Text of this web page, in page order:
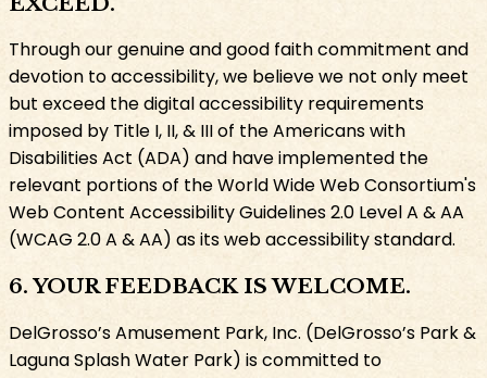
Through our genuine and good faith commitment and
devotion to accessibility, we believe we not only meet
but exceed the digital accessibility requirements
imposed by Title I, II, & III of the Americans with
Disabilities Act (ADA) and have implemented the
relevant portions of the World Wide Web Consortium's
Web Content Accessibility Guidelines 2.0 Level A & AA
(WCAG 2.0 A & AA) as its web accessibility standard.​​​​‌ ‍ ​‍​‍‌‍ ‌ ​‍‌‍‍‌‌‍‌ ‌‍‍‌‌‍ ‍​‍​‍​ ‍‍​‍​‍‌ ​ ‌‍​‌‌‍ ‍‌‍‍‌‌ ‌​‌ ‍‌​‍ ‍‌‍‍‌‌‍ ​‍​‍​‍ ​​‍​‍‌‍‍​‌ ​‍‌‍‌‌‌‍‌‍​‍​‍​ ‍‍​‍​‍‌‍‍​‌ ‌​‌ ‌​‌ ​​​ ‍‍​‍ ​‍ ‌‍ ​‌‍​‌​‍ ‌‌‍‌‍‌‍​‌‌‍ ‌‌‍‍‌‌‍‌ ‌‍ ​‌‍‍‌‌‍​‌​‍ ‌‌‍‌​‌‍‌‌‌‍ ​‌‍‌ ‌ ​‍‌‍ ‌ ​ ‌ ​ ‌‍ ​‍ ‍‌ ​ ‌‍​‌‌‍ ‍‌‍‍‌‌ ‌​‌ ‍‌​‍ ‍‌ ​ ‌ ‌​‌ ‌‌‌‍‌​‌‍‍‌‌‍ ​‍ ‌‍‍‌‌‍ ‍‌ ‌​‌‍‌‌‌‍ ‍‌ ‌​​‍ ‌‍‌‌‌‍‌​‌‍‍‌‌ ‌​​‍ ‌‍ ‌‌‍ ‌‍‌​‌‍‌‌​ ‌‌ ​​‌ ​‍‌‍‌‌‌ ​ ‌‍‌‌‌‍ ‍‌ ‌​‌‍​‌‌ ‌​‌‍‍‌‌‍ ‌‍ ‍​ ‍ ‌‍‍‌‌‍‌​​ ‌​ ‌‌​ ​​​ ‌​‌‍‌​‌‍​‍‌‍​‍​ ‌ ‌‍‌‌​‍ ‌​ ​ ‌‍‌​‌‍​ ​ ‌​​‍ ‌​ ‌​​ ‌‌​ ​‌​ ‍‌​‍ ‌‌‍​‍‌‍‌‍​ ‌ ​ ​​​‍ ‌​ ​ ​ ‌‌‌‍‌‍​ ‌‍‌‍​‌​ ​‌‌‍​‌​ ​​​ ​‌‌‍‌‍‌‍​‍‌‍‌‌​ ‍ ‌ ‌​‌ ‍‌‌ ​​‌‍‌‌​ ‌‌ ​​‌‍​‌‌‍‌ ‌‍‌‌​ ‍ ‌ ​​‌‍​‌‌ ‌​‌‍‍​​ ‌‌ ​​‌‍​‌‌‍‌ ‌‍‌‌‌​​‍‌ ‌‌‌‍‍‌‌‍ ​‌‍‌​‌‍‌‌‌ ​‍​‍‌‌​ ‌‌‌​​‍‌‌ ‌‍‍ ‌‍‌‌‌ ‍‌​‍‌‌​ ​ ‌​‌​​‍‌‌​ ​ ‌​‌​​‍‌‌​ ​‍​ ​‍​ ‍‌​ ‌‍​ ‌ ‌‍​‌​ ‌ ​ ​‌​ ​‌‌‍​‌‌‍​‌​ ‍‌​ ​‌​ ​​​‍‌‌​ ​‍​ ​‍​‍‌‌​ ‌‌‌​‌​​‍ ‍‌‍​‍‌‍ ‌‍‌​‌ ‍‌​‍‌‌​ ‌‌‌​​‍‌‌ ‌‍‍ ‌‍‌‌‌ ‍‌​‍‌‌​ ​ ‌​‌​​‍‌‌​ ​ ‌​‌​​‍‌‌​ ​‍​ ​‍​ ​‌‌‍‌‍‌‍‌‍‌‍​‍‌‍‌‍‌‍​‍‌‍‌‌‌‍​ ​ ​ ​ ‌‍​ ‌ ​ ‍​​‍‌‌​ ​‍​ ​‍​‍‌‌​ ‌‌‌​‌​​‍ ‍‌‍​ ‌‍‍​‌‍‍‌‌‍ ​‌‍‌​‌ ​‍‌‍‌‌‌‍ ‍​‍‌‌​ ‌‌‌​​‍‌‌ ‌‍‍ ‌‍‌‌‌ ‍‌​‍‌‌​ ​ ‌​‌​​‍‌‌​ ​ ‌​‌​​‍‌‌​ ​‍​ ​‍‌‍​ ​ ‍‌​ ​‍​ ‌​‌‍‌​‌‍‌​‌‍​‌‌‍​‌‌‍‌‍‌‍‌‌‌‍​‌​ ​‌​‍‌‌​ ​‍​ ​‍​‍‌‌​ ‌‌‌​‌​​‍ ‍‌ ‌​‌‍‌‌‌ ‍​‌ ‌​​ ‌‍​‍‌‍​‌‌ ​ ‌‍‌‌‌‌‌‌‌ ​‍‌‍ ​​ ‌‌‍‍​‌ ‌​‌ ‌​‌ ​​​‍‌‌​ ​ ‌​​‌​‍‌‌​ ​‍‌​‌‍​‍‌‌​ ​‍‌​‌‍‌‍ ​‌‍​‌​‍ ‌‌‍‌‍‌‍​‌‌‍ ‌‌‍‍‌‌‍‌ ‌‍ ​‌‍‍‌‌‍​‌​‍ ‌‌‍‌​‌‍‌‌‌‍ ​‌‍‌ ‌ ​‍‌‍ ‌ ​ ‌ ​ ‌‍ ​‍ ‍‌ ​ ‌‍​‌‌‍ ‍‌‍‍‌‌ ‌​‌ ‍‌​‍ ‍‌ ​ ‌ ‌​‌ ‌‌‌‍‌​‌‍‍‌‌‍ ​‍‌‍‌‍‍‌‌‍‌​​ ‌​ ‌‌​ ​​​ ‌​‌‍‌​‌‍​‍‌‍​‍​ ‌ ‌‍‌‌​‍ ‌​ ​ ‌‍‌​‌‍​ ​ ‌​​‍ ‌​ ‌​​ ‌‌​ ​‌​ ‍‌​‍ ‌‌‍​‍‌‍‌‍​ ‌ ​ ​​​‍ ‌​ ​ ​ ‌‌‌‍‌‍​ ‌‍‌‍​‌​ ​‌‌‍​‌​ ​​​ ​‌‌‍‌‍‌‍​‍‌‍‌‌​‍‌‍‌ ‌​‌ ‍‌‌ ​​‌‍‌‌​ ‌‌ ​​‌‍​‌‌‍‌ ‌‍‌‌​‍‌‍‌ ​​‌‍​‌‌ ‌​‌‍‍​​ ‌‌ ​​‌‍​‌‌‍‌ ‌‍‌‌‌​​‍‌ ‌‌‌‍‍‌‌‍ ​‌‍‌​‌‍‌‌‌ ​‍​‍‌‌​ ‌‌‌​​‍‌‌ ‌‍‍ ‌‍‌‌‌ ‍‌​‍‌‌​ ​ ‌​‌​​‍‌‌​ ​ ‌​‌​​‍‌‌​ ​‍​ ​‍​ ‍‌​ ‌‍​ ‌ ‌‍​‌​ ‌ ​ ​‌​ ​‌‌‍​‌‌‍​‌​ ‍‌​ ​‌​ ​​​‍‌‌​ ​‍​ ​‍​‍‌‌​ ‌‌‌​‌​​‍ ‍‌‍​‍‌‍ ‌‍‌​‌ ‍‌​‍‌‌​ ‌‌‌​​‍‌‌ ‌‍‍ ‌‍‌‌‌ ‍‌​‍‌‌​ ​ ‌​‌​​‍‌‌​ ​ ‌​‌​​‍‌‌​ ​‍​ ​‍​ ​‌‌‍‌‍‌‍‌‍‌‍​‍‌‍‌‍‌‍​‍‌‍‌‌‌‍​ ​ ​ ​ ‌‍​ ‌ ​ ‍​​‍‌‌​ ​‍​ ​‍​‍‌‌​ ‌‌‌​‌​​‍ ‍‌‍​ ‌‍‍​‌‍‍‌‌‍ ​‌‍‌​‌ ​‍‌‍‌‌‌‍ ‍​‍‌‌​ ‌‌‌​​‍‌‌ ‌‍‍ ‌‍‌‌‌ ‍‌​‍‌‌​ ​ ‌​‌​​‍‌‌​ ​ ‌​‌​​‍‌‌​ ​‍​ ​‍‌‍​ ​ ‍‌​ ​‍​ ‌​‌‍‌​‌‍‌​‌‍​‌‌‍​‌‌‍‌‍‌‍‌‌‌‍​‌​ ​‌​‍‌‌​ ​‍​ ​‍​‍‌‌​ ‌‌‌​‌​​‍ ‍‌ ‌​‌‍‌‌‌ ‍​‌ ‌​​‍‌‍‌ ​​‌‍‌‌‌ ​‍‌ ​ ‌ ​​‌‍‌‌‌‍​ ‌ ‌​‌‍‍‌‌ ‌‍‌‍‌‌​ ‌‌ ​​‌ ‌‌‌‍​‍‌‍ ​‌‍‍‌‌ ​ ‌‍‍​‌‍‌‌‌‍‌​​‍​‍‌ ‌
6. YOUR FEEDBACK IS WELCOME.​​​​‌ ‍ ​‍​‍‌‍ ‌ ​‍‌‍‍‌‌‍‌ ‌‍‍‌‌‍ ‍​‍​‍​ ‍‍​‍​‍‌ ​ ‌‍​‌‌‍ ‍‌‍‍‌‌ ‌​‌ ‍‌​‍ ‍‌‍‍‌‌‍ ​‍​‍​‍ ​​‍​‍‌‍‍​‌ ​‍‌‍‌‌‌‍‌‍​‍​‍​ ‍‍​‍​‍‌‍‍​‌ ‌​‌ ‌​‌ ​​​ ‍‍​‍ ​‍ ‌‍ ​‌‍​‌​‍ ‌‌‍‌‍‌‍​‌‌‍ ‌‌‍‍‌‌‍‌ ‌‍ ​‌‍‍‌‌‍​‌​‍ ‌‌‍‌​‌‍‌‌‌‍ ​‌‍‌ ‌ ​‍‌‍ ‌ ​ ‌ ​ ‌‍ ​‍ ‍‌ ​ ‌‍​‌‌‍ ‍‌‍‍‌‌ ‌​‌ ‍‌​‍ ‍‌ ​ ‌ ‌​‌ ‌‌‌‍‌​‌‍‍‌‌‍ ​‍ ‌‍‍‌‌‍ ‍‌ ‌​‌‍‌‌‌‍ ‍‌ ‌​​‍ ‌‍‌‌‌‍‌​‌‍‍‌‌ ‌​​‍ ‌‍ ‌‌‍ ‌‍‌​‌‍‌‌​ ‌‌ ​​‌ ​‍‌‍‌‌‌ ​ ‌‍‌‌‌‍ ‍‌ ‌​‌‍​‌‌ ‌​‌‍‍‌‌‍ ‌‍ ‍​ ‍ ‌‍‍‌‌‍‌​​ ‌​ ‌‌​ ​​​ ‌​‌‍‌​‌‍​‍‌‍​‍​ ‌ ‌‍‌‌​‍ ‌​ ​ ‌‍‌​‌‍​ ​ ‌​​‍ ‌​ ‌​​ ‌‌​ ​‌​ ‍‌​‍ ‌‌‍​‍‌‍‌‍​ ‌ ​ ​​​‍ ‌​ ​ ​ ‌‌‌‍‌‍​ ‌‍‌‍​‌​ ​‌‌‍​‌​ ​​​ ​‌‌‍‌‍‌‍​‍‌‍‌‌​ ‍ ‌ ‌​‌ ‍‌‌ ​​‌‍‌‌​ ‌‌ ​​‌‍​‌‌‍‌ ‌‍‌‌​ ‍ ‌ ​​‌‍​‌‌ ‌​‌‍‍​​ ‌‌ ​​‌‍​‌‌‍‌ ‌‍‌‌‌​​‍‌ ‌‌‌‍‍‌‌‍ ​‌‍‌​‌‍‌‌‌ ​‍​‍‌‌​ ‌‌‌​​‍‌‌ ‌‍‍ ‌‍‌‌‌ ‍‌​‍‌‌​ ​ ‌​‌​​‍‌‌​ ​ ‌​‌​​‍‌‌​ ​‍​ ​‍​ ‍‌​ ‌‍​ ‌ ‌‍​‌​ ‌ ​ ​‌​ ​‌‌‍​‌‌‍​‌​ ‍‌​ ​‌​ ​​​‍‌‌​ ​‍​ ​‍​‍‌‌​ ‌‌‌​‌​​‍ ‍‌‍​‍‌‍ ‌‍‌​‌ ‍‌​‍‌‌​ ‌‌‌​​‍‌‌ ‌‍‍ ‌‍‌‌‌ ‍‌​‍‌‌​ ​ ‌​‌​​‍‌‌​ ​ ‌​‌​​‍‌‌​ ​‍​ ​‍​ ‌ ‌‍‌‍​ ‌ ‌‍‌​​ ​​​ ‍​‌‍‌‌‌‍‌‍​ ‍​​ ‌ ‌‍​ ​ ​‍​‍‌‌​ ​‍​ ​‍​‍‌‌​ ‌‌‌​‌​​‍ ‍‌‍​ ‌‍‍​‌‍‍‌‌‍ ​‌‍‌​‌ ​‍‌‍‌‌‌‍ ‍​‍‌‌​ ‌‌‌​​‍‌‌ ‌‍‍ ‌‍‌‌‌ ‍‌​‍‌‌​ ​ ‌​‌​​‍‌‌​ ​ ‌​‌​​‍‌‌​ ​‍​ ​‍​ ​ ​ ​‌​ ‌‌​ ‌​‌‍‌‌‌‍‌‌​ ​‌‌‍‌‍​ ‌‌‌‍​‌​ ​ ‌‍‌‍​‍‌‌​ ​‍​ ​‍​‍‌‌​ ‌‌‌​‌​​‍ ‍‌ ‌​‌‍‌‌‌ ‍​‌ ‌​​ ‌‍​‍‌‍​‌‌ ​ ‌‍‌‌‌‌‌‌‌ ​‍‌‍ ​​ ‌‌‍‍​‌ ‌​‌ ‌​‌ ​​​‍‌‌​ ​ ‌​​‌​‍‌‌​ ​‍‌​‌‍​‍‌‌​ ​‍‌​‌‍‌‍ ​‌‍​‌​‍ ‌‌‍‌‍‌‍​‌‌‍ ‌‌‍‍‌‌‍‌ ‌‍ ​‌‍‍‌‌‍​‌​‍ ‌‌‍‌​‌‍‌‌‌‍ ​‌‍‌ ‌ ​‍‌‍ ‌ ​ ‌ ​ ‌‍ ​‍ ‍‌ ​ ‌‍​‌‌‍ ‍‌‍‍‌‌ ‌​‌ ‍‌​‍ ‍‌ ​ ‌ ‌​‌ ‌‌‌‍‌​‌‍‍‌‌‍ ​‍‌‍‌‍‍‌‌‍‌​​ ‌​ ‌‌​ ​​​ ‌​‌‍‌​‌‍​‍‌‍​‍​ ‌ ‌‍‌‌​‍ ‌​ ​ ‌‍‌​‌‍​ ​ ‌​​‍ ‌​ ‌​​ ‌‌​ ​‌​ ‍‌​‍ ‌‌‍​‍‌‍‌‍​ ‌ ​ ​​​‍ ‌​ ​ ​ ‌‌‌‍‌‍​ ‌‍‌‍​‌​ ​‌‌‍​‌​ ​​​ ​‌‌‍‌‍‌‍​‍‌‍‌‌​‍‌‍‌ ‌​‌ ‍‌‌ ​​‌‍‌‌​ ‌‌ ​​‌‍​‌‌‍‌ ‌‍‌‌​‍‌‍‌ ​​‌‍​‌‌ ‌​‌‍‍​​ ‌‌ ​​‌‍​‌‌‍‌ ‌‍‌‌‌​​‍‌ ‌‌‌‍‍‌‌‍ ​‌‍‌​‌‍‌‌‌ ​‍​‍‌‌​ ‌‌‌​​‍‌‌ ‌‍‍ ‌‍‌‌‌ ‍‌​‍‌‌​ ​ ‌​‌​​‍‌‌​ ​ ‌​‌​​‍‌‌​ ​‍​ ​‍​ ‍‌​ ‌‍​ ‌ ‌‍​‌​ ‌ ​ ​‌​ ​‌‌‍​‌‌‍​‌​ ‍‌​ ​‌​ ​​​‍‌‌​ ​‍​ ​‍​‍‌‌​ ‌‌‌​‌​​‍ ‍‌‍​‍‌‍ ‌‍‌​‌ ‍‌​‍‌‌​ ‌‌‌​​‍‌‌ ‌‍‍ ‌‍‌‌‌ ‍‌​‍‌‌​ ​ ‌​‌​​‍‌‌​ ​ ‌​‌​​‍‌‌​ ​‍​ ​‍​ ‌ ‌‍‌‍​ ‌ ‌‍‌​​ ​​​ ‍​‌‍‌‌‌‍‌‍​ ‍​​ ‌ ‌‍​ ​ ​‍​‍‌‌​ ​‍​ ​‍​‍‌‌​ ‌‌‌​‌​​‍ ‍‌‍​ ‌‍‍​‌‍‍‌‌‍ ​‌‍‌​‌ ​‍‌‍‌‌‌‍ ‍​‍‌‌​ ‌‌‌​​‍‌‌ ‌‍‍ ‌‍‌‌‌ ‍‌​‍‌‌​ ​ ‌​‌​​‍‌‌​ ​ ‌​‌​​‍‌‌​ ​‍​ ​‍​ ​ ​ ​‌​ ‌‌​ ‌​‌‍‌‌‌‍‌‌​ ​‌‌‍‌‍​ ‌‌‌‍​‌​ ​ ‌‍‌‍​‍‌‌​ ​‍​ ​‍​‍‌‌​ ‌‌‌​‌​​‍ ‍‌ ‌​‌‍‌‌‌ ‍​‌ ‌​​‍‌‍‌ ​​‌‍‌‌‌ ​‍‌ ​ ‌ ​​‌‍‌‌‌‍​ ‌ ‌​‌‍‍‌‌ ‌‍‌‍‌‌​ ‌‌ ​​‌ ‌‌‌‍​‍‌‍ ​‌‍‍‌‌ ​ ‌‍‍​‌‍‌‌‌‍‌​​‍​‍‌ ‌
DelGrosso’s Amusement Park, Inc. (DelGrosso’s Park &
Laguna Splash Water Park) is committed to